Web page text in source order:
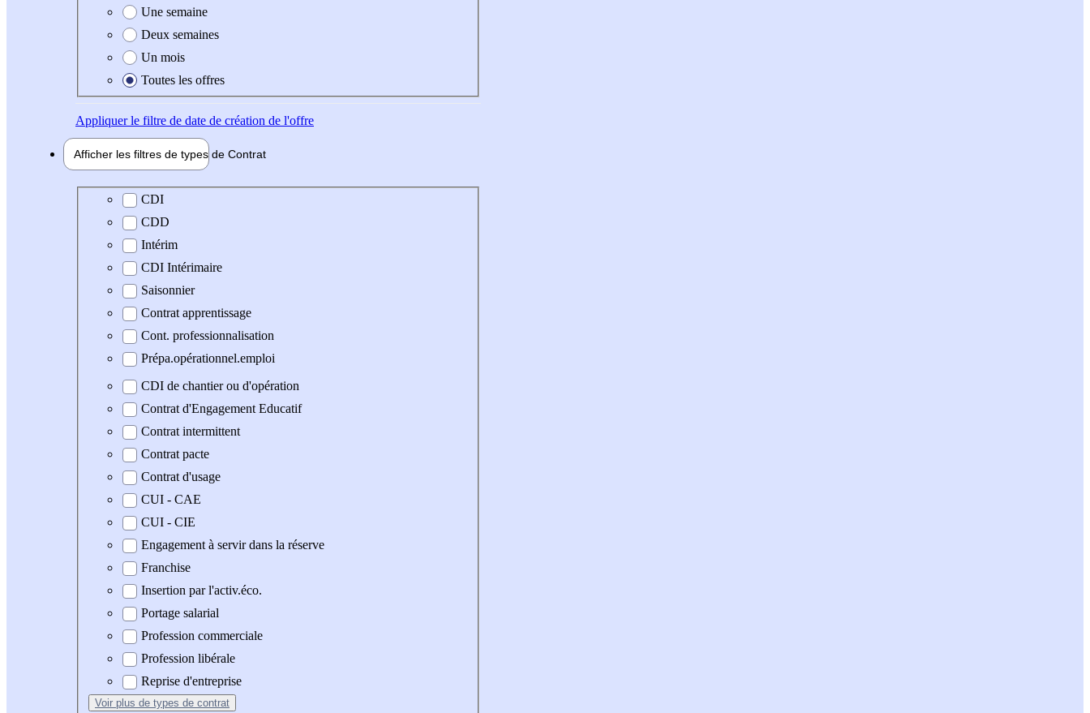
Une semaine
Deux semaines
Un mois
Toutes les offres
Appliquerle filtre de date de création de l'offre
Afficher les filtres de types de Contrat
Type de contrat
CDI
CDD
Intérim
CDI Intérimaire
Saisonnier
Contrat apprentissage
Cont. professionnalisation
Prépa.opérationnel.emploi
CDI de chantier ou d'opération
Contrat d'Engagement Educatif
Contrat intermittent
Contrat pacte
Contrat d'usage
CUI - CAE
CUI - CIE
Engagement à servir dans la réserve
Franchise
Insertion par l'activ.éco.
Portage salarial
Profession commerciale
Profession libérale
Reprise d'entreprise
Voir plus de types de contrat